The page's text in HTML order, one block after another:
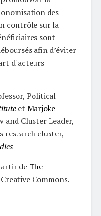
des
contrôle sur la
sont
afin d’éviter
d’acteurs
Political
et Marjoke
and Cluster Leader,
research cluster,
de The
Commons.